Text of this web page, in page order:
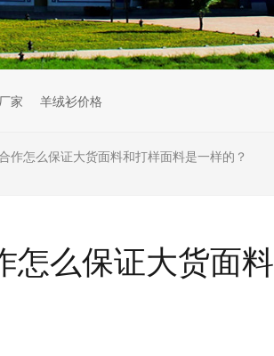
家 羊绒衫价格
作怎么保证大货面料和打样面料是一样的？
怎么保证大货面料